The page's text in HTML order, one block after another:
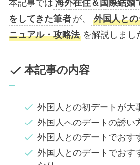
本記事では 海外在住＆国際結婚
をしてきた筆者 が、
外国人と
ニュアル・攻略法 を解説しまし
本記事の内容
外国人との初デートが大
外国人へのデートの誘い
外国人とのデートでおす
外国人とのデートでおす